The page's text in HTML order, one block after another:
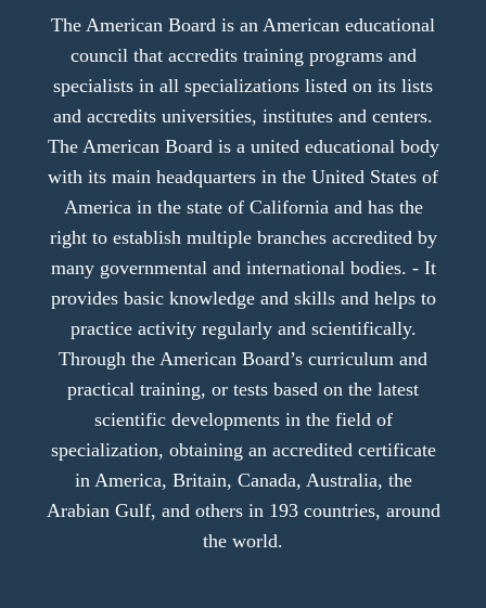
The American Board is an American educational
council that accredits training programs and
specialists in all specializations listed on its lists
and accredits universities, institutes and centers.
The American Board is a united educational body
with its main headquarters in the United States of
America in the state of California and has the
right to establish multiple branches accredited by
many governmental and international bodies. - It
provides basic knowledge and skills and helps to
practice activity regularly and scientifically.
Through the American Board’s curriculum and
practical training, or tests based on the latest
scientific developments in the field of
specialization, obtaining an accredited certificate
in America, Britain, Canada, Australia, the
Arabian Gulf, and others in 193 countries, around
the world.